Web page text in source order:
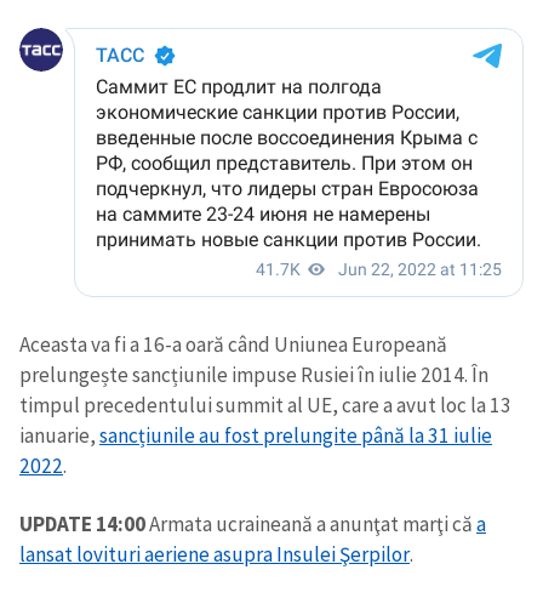
Aceasta va fi a 16-a oară când Uniunea Europeană
prelungește sancțiunile impuse Rusiei în iulie 2014. În
timpul precedentului summit al UE, care a avut loc la 13
ianuarie,sancțiunile au fost prelungite până la 31 iulie
2022.
UPDATE 14:00Armata ucraineană a anunţat marţi căa
lansat lovituri aeriene asupra Insulei Şerpilor.